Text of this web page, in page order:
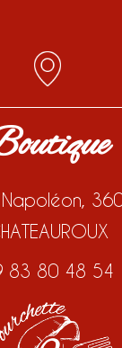
83 80 48 54